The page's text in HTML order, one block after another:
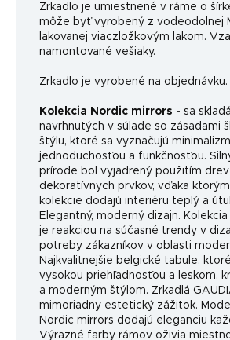
Zrkadlo je umiestnené v ráme o
môže byť vyrobený z vodeodolnej
lakovanej viaczložkovým lakom.
namontované vešiaky.
Zrkadlo je vyrobené na objednávku.
Kolekcia Nordic mirrors - sa
navrhnutých v súlade so zásadami
štýlu, ktoré sa vyznačujú
jednoduchosťou a funkčnosťou.
prírode bol vyjadrený použitím
dekoratívnych prvkov, vďaka
kolekcie dodajú interiéru teplý a
Elegantný, moderný dizajn.
je reakciou na súčasné trendy v
potreby zákazníkov v oblasti
Najkvalitnejšie belgické tabule,
vysokou priehľadnosťou a leskom,
a moderným štýlom. Zrkadlá
mimoriadny estetický zážitok.
Nordic mirrors dodajú eleganciu
Výrazné farby rámov oživia